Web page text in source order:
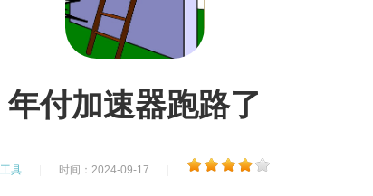
年付加速器跑路了
工具 时间：2024-09-17